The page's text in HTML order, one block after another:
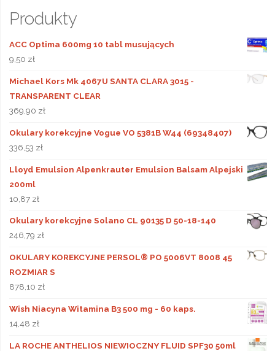
Produkty
ACC Optima 600mg 10 tabl musujących
9,50 zł
Michael Kors Mk 4067U SANTA CLARA 3015 -
TRANSPARENT CLEAR
369,90 zł
Okulary korekcyjne Vogue VO 5381B W44 (69348407)
336,53 zł
Lloyd Emulsion Alpenkrauter Emulsion Balsam Alpejski
200ml
10,87 zł
Okulary korekcyjne Solano CL 90135 D 50-18-140
246,79 zł
OKULARY KOREKCYJNE PERSOL® PO 5006VT 8008 45
ROZMIAR S
878,10 zł
Wish Niacyna Witamina B3 500 mg - 60 kaps.
14,48 zł
LA ROCHE ANTHELIOS NIEWIOCZNY FLUID SPF30 50ml